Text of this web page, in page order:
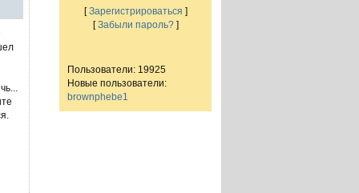
[Зарегистрироваться ]
[Забыли пароль?]
Пользователи: 19925
Новые пользователи:
brownphebe1